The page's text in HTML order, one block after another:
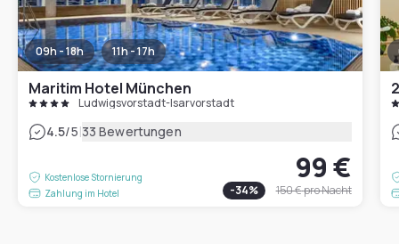
09h - 18h 11h - 17h
Maritim Hotel München
Ludwigsvorstadt-Isarvorstadt
4.5/5|33 Bewertungen
Kostenlose Stornierung
Zahlung im Hotel
99 €
-34% 150 €pro Nacht